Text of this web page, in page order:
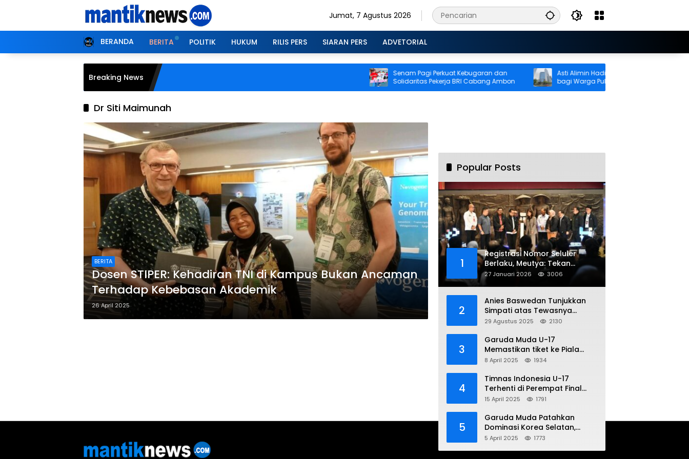
Jumat, 7 Agustus 2026
BERANDA BERITA POLITIK HUKUM RILIS PERS SIARAN PERS ADVETORIAL
Breaking News
Senam Pagi Perkuat Kebugaran dan
Solidaritas Pekerja BRI Cabang Ambon
Asti Alimin Hadirkan Akses Keuangan
bagi Warga Pulau Kelang, BRI Dorong
Inklusi hingga Wilayah Kepulauan
Dr Siti Maimunah
BERITA
Dosen STIPER: Kehadiran TNI di Kampus Bukan Ancaman
Terhadap Kebebasan Akademik
26 April 2025
Popular Posts
1
Registrasi Nomor Seluler
Berlaku, Meutya: Tekan
Penipuan Online
27 Januari 2026 3006
2
Anies Baswedan Tunjukkan
Simpati atas Tewasnya
Pengemudi Ojol dalam Aksi
29 Agustus 2025 2130
3
Garuda Muda U-17
Memastikan tiket ke Piala
Dunia Setelah Mencetak
Yaman 4-1 di Piala Asia 2025
8 April 2025 1934
4
Timnas Indonesia U-17
Terhenti di Perempat Final
Piala Asia 2025: Terkecoh
15 April 2025 1791
5
Garuda Muda Patahkan
Dominasi Korea Selatan,
Dalam Laga Pembuka Piala
5 April 2025 1773